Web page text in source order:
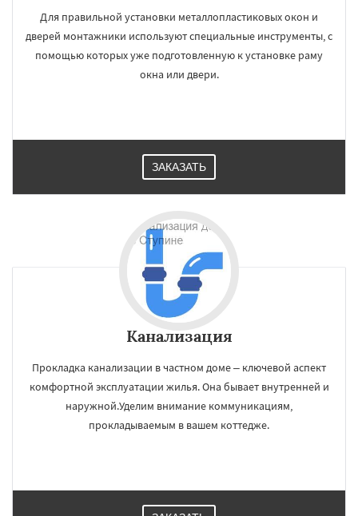
Для правильной установки металлопластиковых окон и
дверей монтажники используют специальные инструменты, с
помощью которых уже подготовленную к установке раму
окна или двери.
ЗАКАЗАТЬ
Канализация
Прокладка канализации в частном доме – ключевой аспект
комфортной эксплуатации жилья. Она бывает внутренней и
наружной.Уделим внимание коммуникациям,
прокладываемым в вашем коттедже.